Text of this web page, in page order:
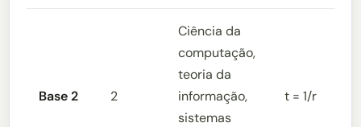
Base 2 2
Ciência da
computação,
teoria da
informação,
sistemas
t = 1/r